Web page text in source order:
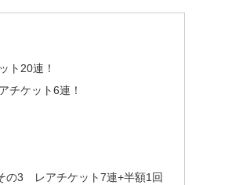
ト20連！
チケット6連！
3 レアチケット7連+半額1回